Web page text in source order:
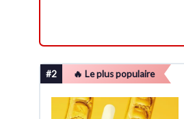
#2 🔥 Le plus populaire